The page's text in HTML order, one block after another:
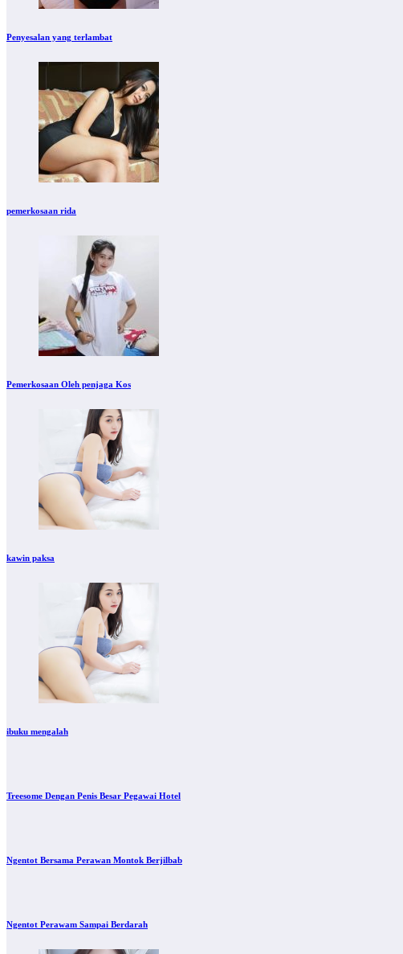
Penyesalan yang terlambat
pemerkosaan rida
Pemerkosaan Oleh penjaga Kos
kawin paksa
ibuku mengalah
Treesome Dengan Penis Besar Pegawai Hotel
Ngentot Bersama Perawan Montok Berjilbab
Ngentot Perawam Sampai Berdarah